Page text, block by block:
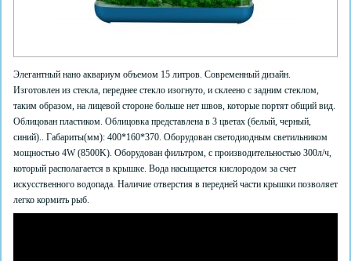
Элегантный нано аквариум объемом 15 литров. Современный дизайн.
Изготовлен из стекла, переднее стекло изогнуто, и склеено с задним стеклом,
таким образом, на лицевой стороне больше нет швов, которые портят общий вид.
Облицован пластиком. Облицовка представлена в 3 цветах (белый, черный,
синий).. Габариты(мм): 400*160*370. Оборудован светодиодным светильником
мощностью 4W (8500K). Оборудован фильтром, с производительностью 300л/ч,
который располагается в крышке. Вода насыщается кислородом за счет
искусственного водопада. Наличие отверстия в передней части крышки позволяет
легко кормить рыб.